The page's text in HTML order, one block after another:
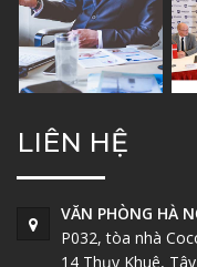
LIÊN HỆ
VĂN PHÒNG HÀ
P032, tòa nhà
14 Thụy Khuê,